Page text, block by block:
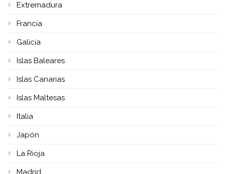
Extremadura
Francia
Galicia
Islas Baleares
Islas Canarias
Islas Maltesas
Italia
Japón
La Rioja
Madrid